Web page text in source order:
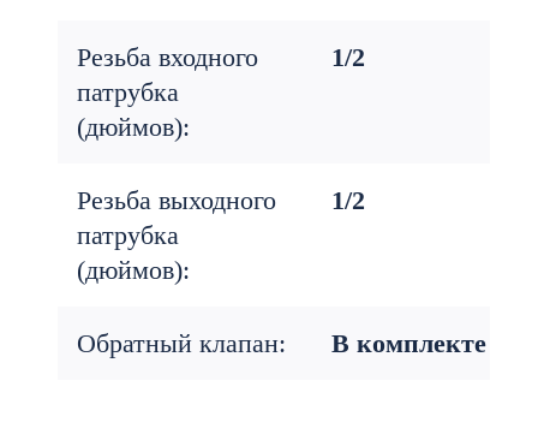
Резьба входного
патрубка
(дюймов):
1/2
Резьба выходного
патрубка
(дюймов):
1/2
Обратный клапан: В комплекте